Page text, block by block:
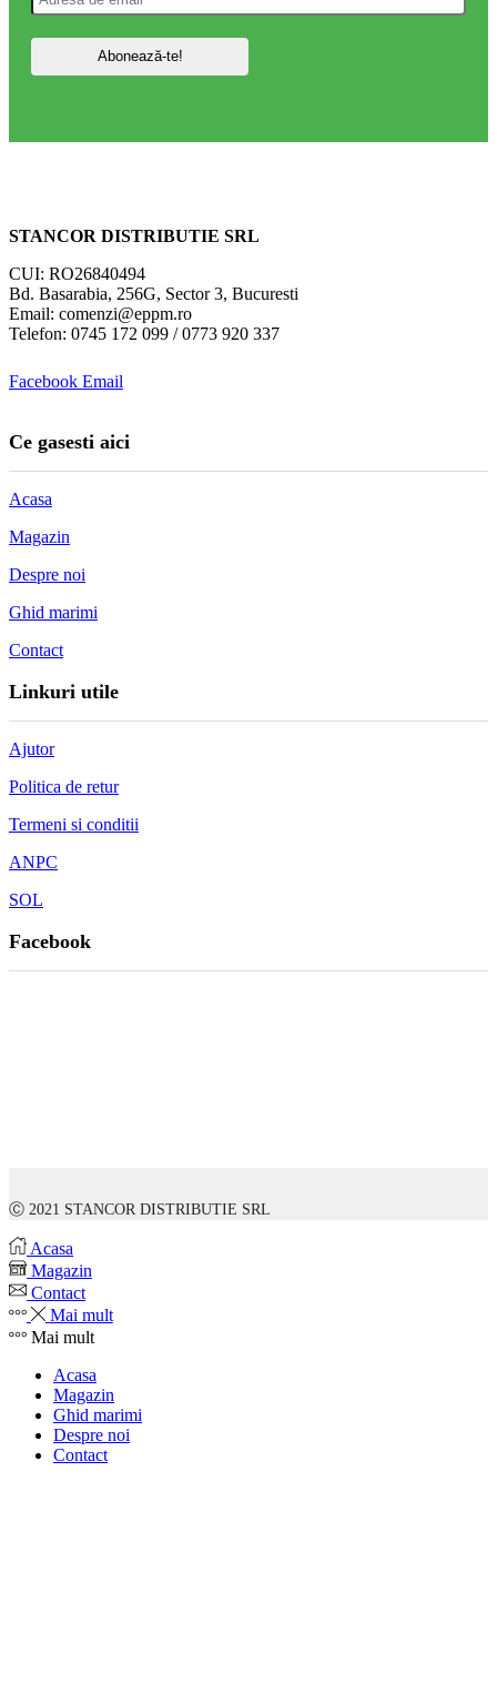
STANCOR DISTRIBUTIE SRL
CUI: RO26840494
Bd. Basarabia, 256G, Sector 3, Bucuresti
Email: comenzi@eppm.ro
Telefon: 0745 172 099 / 0773 920 337
Facebook Email
Ce gasesti aici
Acasa
Magazin
Despre noi
Ghid marimi
Contact
Linkuri utile
Ajutor
Politica de retur
Termeni si conditii
ANPC
SOL
Facebook
Ⓒ 2021 STANCOR DISTRIBUTIE SRL
Acasa
Magazin
Contact
Mai mult
Mai mult
Acasa
Magazin
Ghid marimi
Despre noi
Contact